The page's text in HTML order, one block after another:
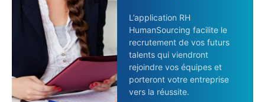
L’application RH
HumanSourcing facilite le
recrutement de vos futurs
talents qui viendront
rejoindre vos équipes et
porteront votre entreprise
vers la réussite.